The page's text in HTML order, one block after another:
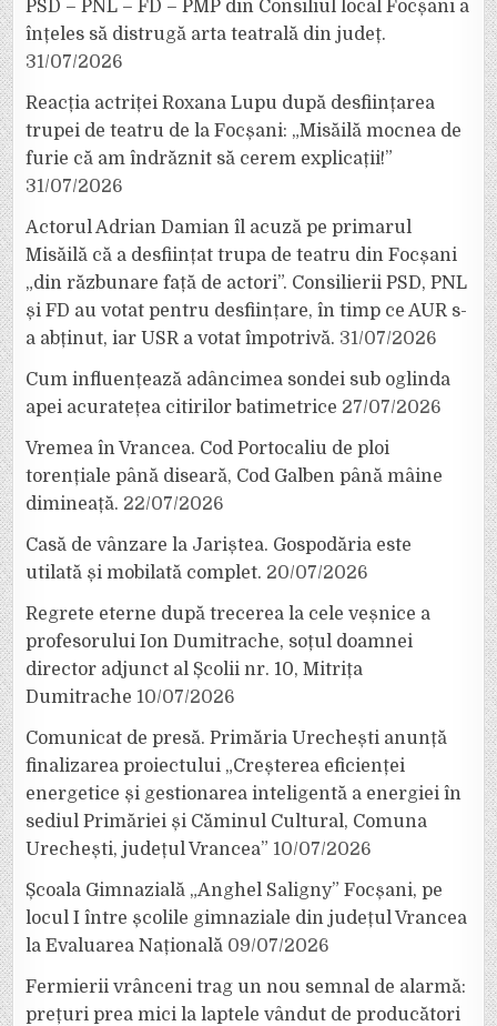
PSD – PNL – FD – PMP din Consiliul local Focșani a
înțeles să distrugă arta teatrală din județ.
31/07/2026
Reacția actriței Roxana Lupu după desființarea
trupei de teatru de la Focșani: „Misăilă mocnea de
furie că am îndrăznit să cerem explicații!”
31/07/2026
Actorul Adrian Damian îl acuză pe primarul
Misăilă că a desființat trupa de teatru din Focșani
„din răzbunare față de actori”. Consilierii PSD, PNL
și FD au votat pentru desființare, în timp ce AUR s-
a abținut, iar USR a votat împotrivă. 31/07/2026
Cum influențează adâncimea sondei sub oglinda
apei acuratețea citirilor batimetrice 27/07/2026
Vremea în Vrancea. Cod Portocaliu de ploi
torențiale până diseară, Cod Galben până mâine
dimineață. 22/07/2026
Casă de vânzare la Jariștea. Gospodăria este
utilată și mobilată complet. 20/07/2026
Regrete eterne după trecerea la cele veșnice a
profesorului Ion Dumitrache, soțul doamnei
director adjunct al Școlii nr. 10, Mitrița
Dumitrache 10/07/2026
Comunicat de presă. Primăria Urechești anunță
finalizarea proiectului „Creșterea eficienței
energetice și gestionarea inteligentă a energiei în
sediul Primăriei și Căminul Cultural, Comuna
Urechești, județul Vrancea” 10/07/2026
Școala Gimnazială „Anghel Saligny” Focșani, pe
locul I între școlile gimnaziale din județul Vrancea
la Evaluarea Națională 09/07/2026
Fermierii vrânceni trag un nou semnal de alarmă:
prețuri prea mici la laptele vândut de producători